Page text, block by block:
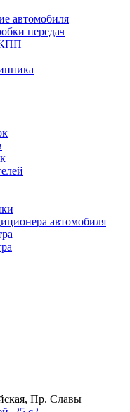
автомобиля
передач
автомобиля
Пр. Славы